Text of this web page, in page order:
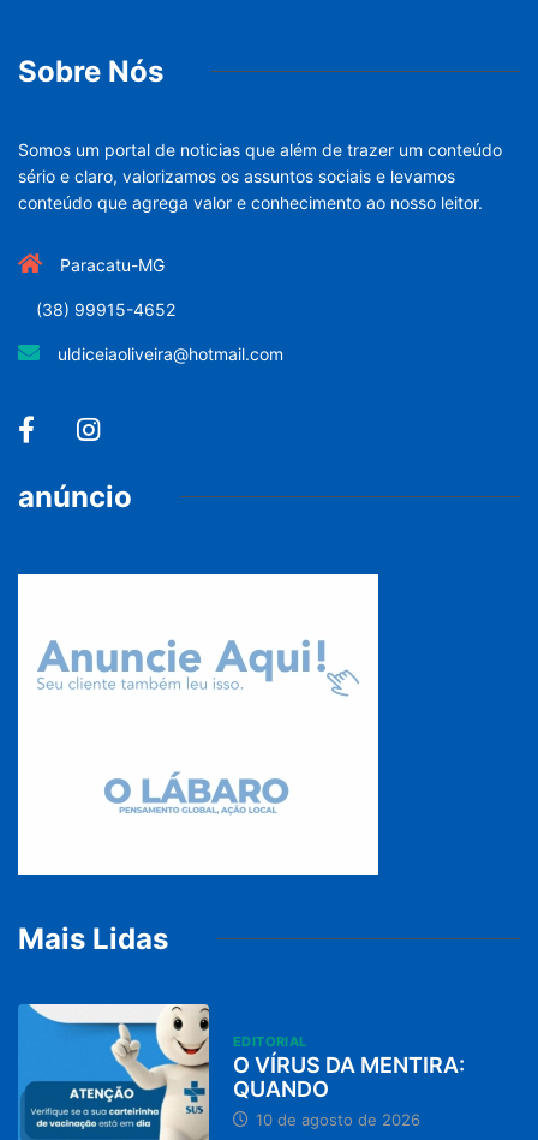
Sobre Nós
Somos um portal de noticias que além de trazer um conteúdo
sério e claro, valorizamos os assuntos sociais e levamos
conteúdo que agrega valor e conhecimento ao nosso leitor.
Paracatu-MG
(38) 99915-4652
uldiceiaoliveira@hotmail.com
anúncio
Mais Lidas
EDITORIAL
O VÍRUS DA MENTIRA:
QUANDO
10 de agosto de 2026